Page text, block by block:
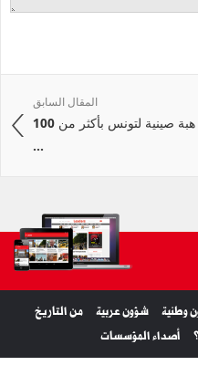
المقال السابق
هبة صينية لتونس بأكثر من 100
...
وطنية شؤون عربية
من التاريخ
أصداء المؤسسات